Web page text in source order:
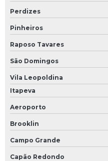
Perdizes
Pinheiros
Raposo Tavares
São Domingos
Vila Leopoldina
Itapeva
Aeroporto
Brooklin
Campo Grande
Capão Redondo